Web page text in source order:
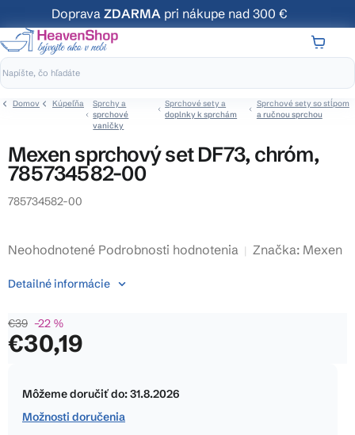
na
obsah
Doprava ZDARMA pri nákupe nad 300 €
Domov Kúpeľňa
Sprchy a
sprchové
vaničky
Sprchové sety a
doplnky k sprchám
Sprchové sety so stĺpom
a ručnou sprchou
Mexen sprchový set DF73, chróm,
785734582-00
785734582-00
Priemerné
produktu
0,0
z
Neohodnotené Podrobnosti hodnotenia Značka: Mexen
€39 –22 %
€30,19
cena:
Môžeme doručiť do:31.8.2026
Možnosti doručenia
Detailné informácie